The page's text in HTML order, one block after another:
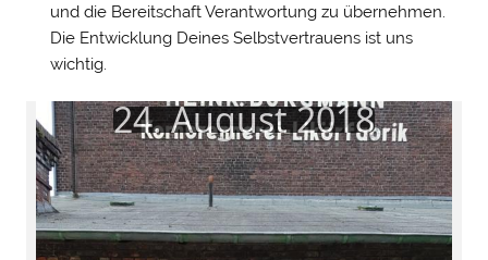
und die Bereitschaft Verantwortung zu übernehmen.
Die Entwicklung Deines Selbstvertrauens ist uns
wichtig.
24. August 2018